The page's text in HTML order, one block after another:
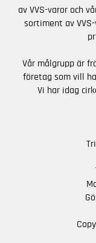
av VVS-varor och
sortiment av
Vår målgrupp är
företag som vill
Vi har idag